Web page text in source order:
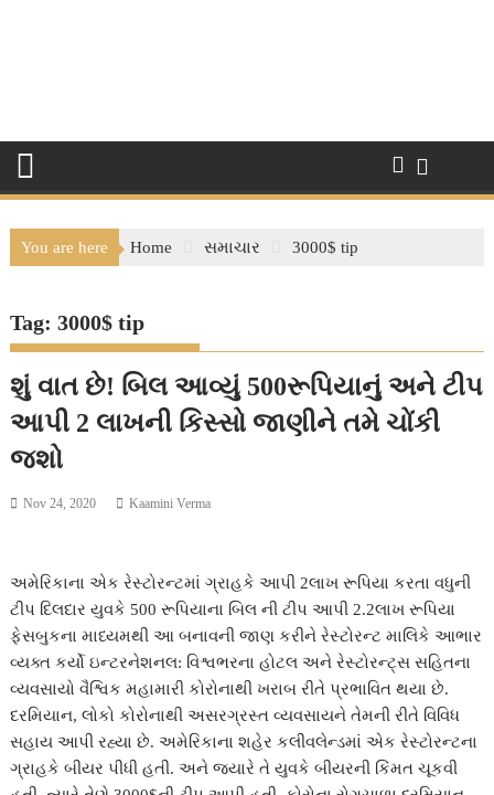
You are here Home સમાચાર 3000$ tip
Tag:3000$ tip
શું વાત છે! બિલ આવ્યું 500રૂપિયાનું અને ટીપ
આપી 2 લાખની કિસ્સો જાણીને તમે ચોંકી
જશો
Nov 24, 2020 Kaamini Verma
અમેરિકાના એક રેસ્ટોરન્ટમાં ગ્રાહકે આપી 2લાખ રૂપિયા કરતા વધુની
ટીપ દિલદાર યુવકે 500 રૂપિયાના બિલ ની ટીપ આપી 2.2લાખ રૂપિયા
ફેસબુકના માધ્યમથી આ બનાવની જાણ કરીને રેસ્ટોરન્ટ માલિકે આભાર
વ્યક્ત કર્યો ઇન્ટરનેશનલ: વિશ્વભરના હોટલ અને રેસ્ટોરન્ટ્સ સહિતના
વ્યવસાયો વૈશ્વિક મહામારી કોરોનાથી ખરાબ રીતે પ્રભાવિત થયા છે.
દરમિયાન, લોકો કોરોનાથી અસરગ્રસ્ત વ્યવસાયને તેમની રીતે વિવિધ
સહાય આપી રહ્યા છે. અમેરિકાના શહેર કલીવલેન્ડમાં એક રેસ્ટોરન્ટના
ગ્રાહકે બીયર પીધી હતી. અને જ્યારે તે યુવકે બીયરની કિંમત ચૂકવી